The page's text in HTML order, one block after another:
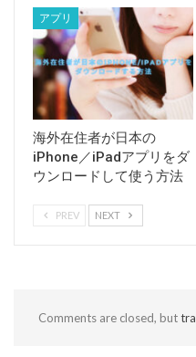
アプリ
海外在住者が日本の
iPhone／iPadアプリをダ
ウンロードして使う方法
PREV NEXT
Comments are closed, but